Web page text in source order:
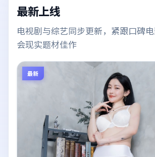
最新上线
电视剧与综艺同步更新，紧跟口碑
会现实题材佳作
最新